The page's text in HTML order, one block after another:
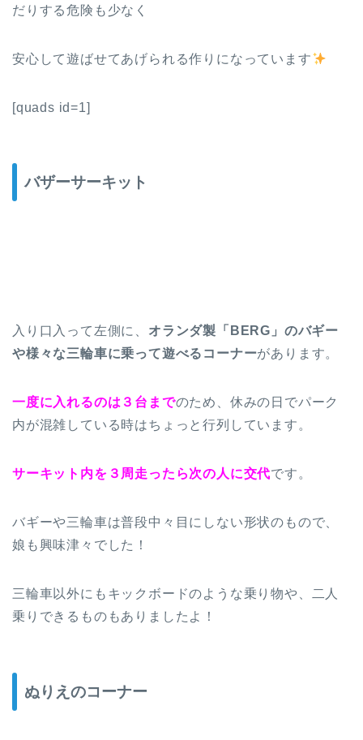
だりする危険も少なく
安心して遊ばせてあげられる作りになっています
[quads id=1]
バザーサーキット
入り口入って左側に、 オランダ製「BERG」のバギー
や様々な三輪車に乗って遊べるコーナーがあります。
一度に入れるのは３台までのため、休みの日でパーク
内が混雑している時はちょっと行列しています。
サーキット内を３周走ったら次の人に交代です。
バギーや三輪車は普段中々目にしない形状のもので、
娘も興味津々でした！
三輪車以外にもキックボードのような乗り物や、二人
乗りできるものもありましたよ！
ぬりえのコーナー